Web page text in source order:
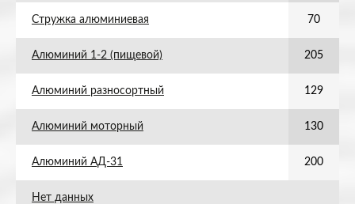
Стружка алюминиевая 70
Алюминий 1-2 (пищевой) 205
Алюминий разносортный 129
Алюминий моторный 130
Алюминий АД-31 200
Нет данных